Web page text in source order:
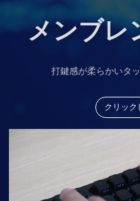
メンブレ
打鍵感が柔らかいタ
クリック